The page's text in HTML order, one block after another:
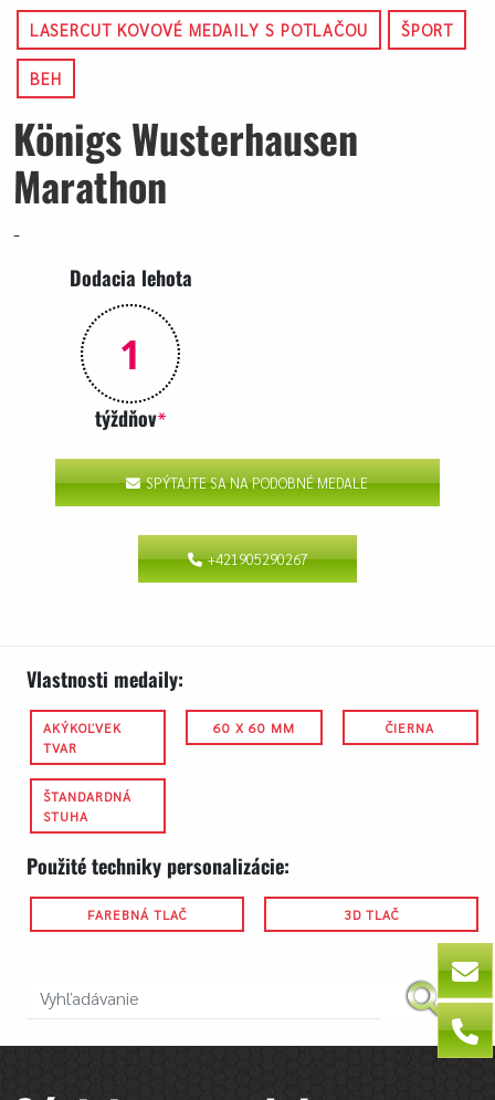
LASERCUT KOVOVÉ MEDAILY S POTLAČOU ŠPORT
BEH
Königs Wusterhausen
Marathon
-
Dodacia lehota
1
týždňov*
SPÝTAJTE SA NA PODOBNÉ MEDALE
+421905290267
Vlastnosti medaily:
AKÝKOĽVEK
TVAR
60 X 60 MM ČIERNA
ŠTANDARDNÁ
STUHA
Použité techniky personalizácie:
FAREBNÁ TLAČ 3D TLAČ